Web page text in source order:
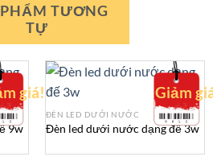
TƯƠNG
TỰ
giá!
9w
Giảm
ĐÈN LED DƯỚI NƯỚC
Đèn led dưới nước dạng đế 3w